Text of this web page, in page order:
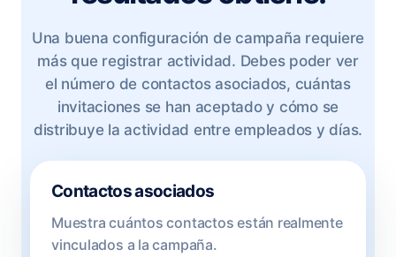
Una buena configuración de campaña requiere
más que registrar actividad. Debes poder ver
el número de contactos asociados, cuántas
invitaciones se han aceptado y cómo se
distribuye la actividad entre empleados y días.
Contactos asociados
Muestra cuántos contactos están realmente
vinculados a la campaña.